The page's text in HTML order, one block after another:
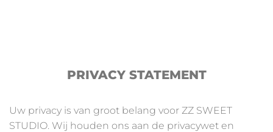
PRIVACY STATEMENT
Uw privacy is van groot belang voor ZZ SWEET
STUDIO. Wij houden ons aan de privacywet en